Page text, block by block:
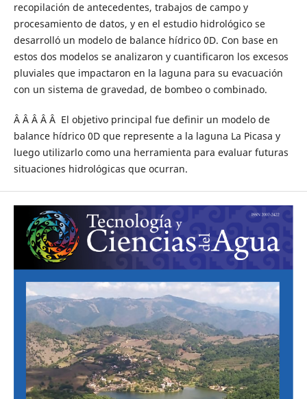
recopilación de antecedentes, trabajos de campo y
procesamiento de datos, y en el estudio hidrológico se
desarrolló un modelo de balance hídrico 0D. Con base en
estos dos modelos se analizaron y cuantificaron los excesos
pluviales que impactaron en la laguna para su evacuación
con un sistema de gravedad, de bombeo o combinado.
Â Â Â Â Â El objetivo principal fue definir un modelo de
balance hídrico 0D que represente a la laguna La Picasa y
luego utilizarlo como una herramienta para evaluar futuras
situaciones hidrológicas que ocurran.